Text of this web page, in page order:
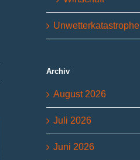
Unwetterkatastrophe
Archiv
August 2026
Juli 2026
Juni 2026